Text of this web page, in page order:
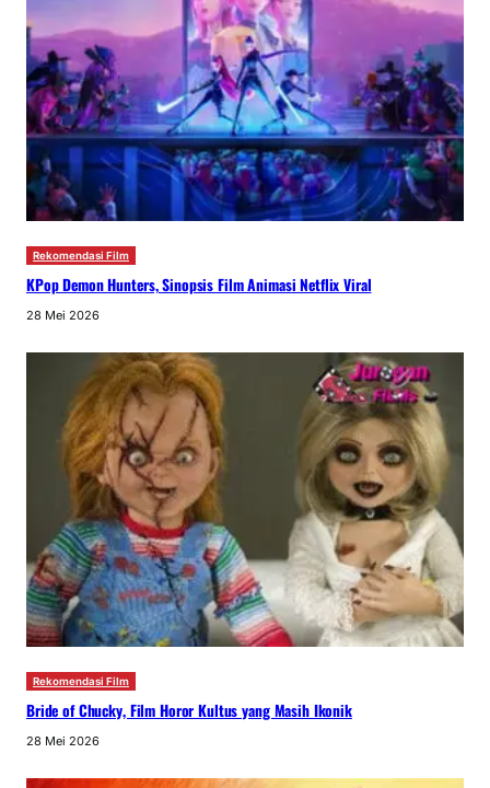
Rekomendasi Film
KPop Demon Hunters, Sinopsis Film Animasi Netflix Viral
28 Mei 2026
Rekomendasi Film
Bride of Chucky, Film Horor Kultus yang Masih Ikonik
28 Mei 2026